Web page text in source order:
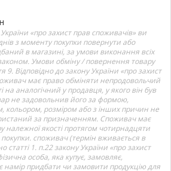
«про захист прав споживачів» ви
з моменту покупки повернути або
в магазині, за умови виконання всіх
Умови обміну / повернення товару
9. Відповідно до закону України «про захист
має право обміняти непродовольчий
на аналогічний у продавця, у якого він був
не задовольнив його за формою,
кольором, розміром або з інших причин не
за призначенням. Споживач має
належної якості протягом чотирнадцяти
споживач (термін вживається в
статті 1. п.22 закону України «про захист
особа, яка купує, замовляє,
намір придбати чи замовити продукцію для